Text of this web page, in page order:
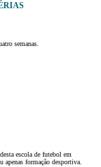
semanas.
desta escola de futebol em
apenas formação desportiva.